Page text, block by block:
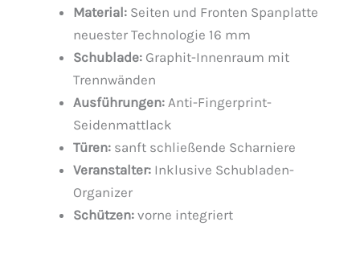
Material: Seiten und Fronten Spanplatte
neuester Technologie 16 mm
Schublade: Graphit-Innenraum mit
Trennwänden
Ausführungen: Anti-Fingerprint-
Seidenmattlack
Türen: sanft schließende Scharniere
Veranstalter: Inklusive Schubladen-
Organizer
Schützen: vorne integriert